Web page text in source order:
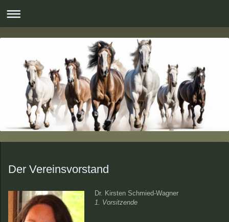
Der Vereinsvorstand
Dr. Kirsten Schmied-Wagner
1. Vorsitzende